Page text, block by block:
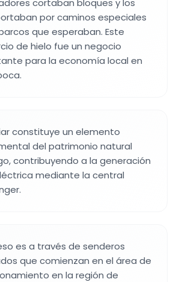
por caminos especiales
que esperaban. Este
de hielo fue un negocio
para la economía local en
constituye un elemento
del patrimonio natural
contribuyendo a la generación
mediante la central
es a través de senderos
que comienzan en el área de
en la región de